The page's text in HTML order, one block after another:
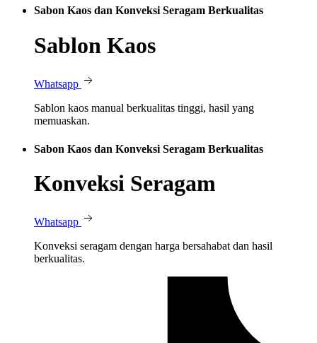
Sabon Kaos dan Konveksi Seragam Berkualitas
Sablon Kaos
Whatsapp
Sablon kaos manual berkualitas tinggi, hasil yang
memuaskan.
Sabon Kaos dan Konveksi Seragam Berkualitas
Konveksi Seragam
Whatsapp
Konveksi seragam dengan harga bersahabat dan hasil
berkualitas.